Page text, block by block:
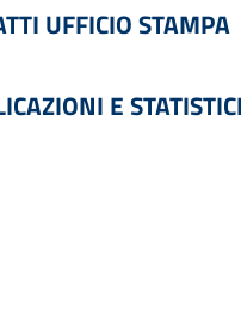
UFFICIO STAMPA
E